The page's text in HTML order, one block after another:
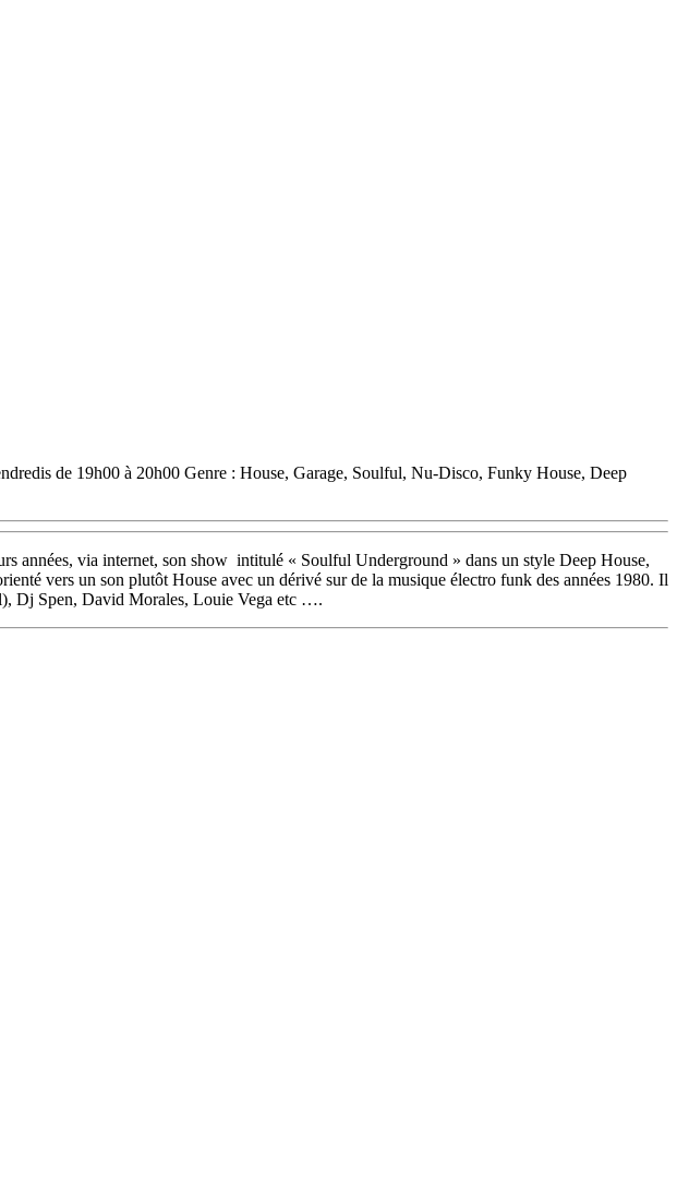
de 19h00 à 20h00 Genre : House, Garage, Soulful, Nu-Disco, Funky House, Deep
années, via internet, son show intitulé « Soulful Underground » dans un style Deep House,
vers un son plutôt House avec un dérivé sur de la musique électro funk des années 1980. Il
Dj Spen, David Morales, Louie Vega etc ….